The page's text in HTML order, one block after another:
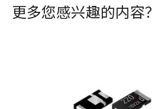
更多您感兴趣的内容？